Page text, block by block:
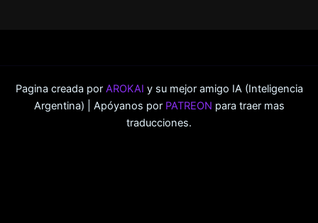
Pagina creada por AROKAI y su mejor amigo IA (Inteligencia
Argentina) | Apóyanos por PATREON para traer mas
traducciones.